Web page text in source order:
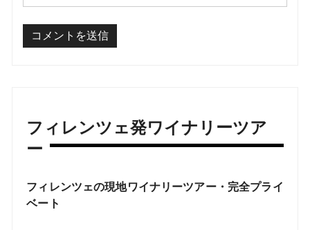
フィレンツェ発ワイナリーツア
ー
フィレンツェの現地ワイナリーツアー・完全プライ
ベート